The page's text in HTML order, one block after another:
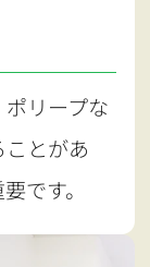
リープな
とがあ
です。